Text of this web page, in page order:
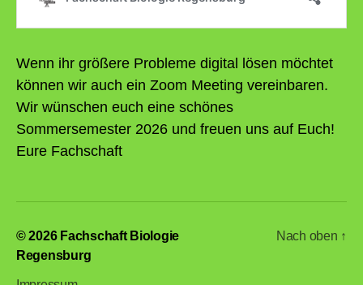
Wenn ihr größere Probleme digital lösen möchtet
können wir auch ein Zoom Meeting vereinbaren.
Wir wünschen euch eine schönes
Sommersemester 2026 und freuen uns auf Euch!
Eure Fachschaft
© 2026 Fachschaft Biologie
Regensburg
Nach oben ↑